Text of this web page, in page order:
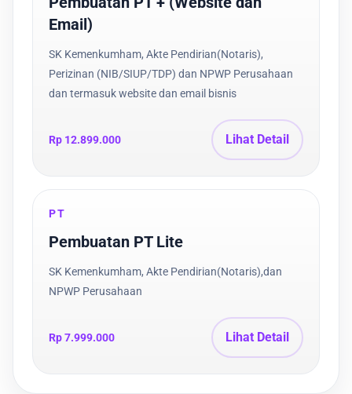
Email)
SK Kemenkumham, Akte Pendirian(Notaris),
Perizinan (NIB/SIUP/TDP) dan NPWP Perusahaan
dan termasuk website dan email bisnis
Rp 12.899.000 Lihat Detail
PT
Pembuatan PT Lite
SK Kemenkumham, Akte Pendirian(Notaris),dan
NPWP Perusahaan
Rp 7.999.000 Lihat Detail